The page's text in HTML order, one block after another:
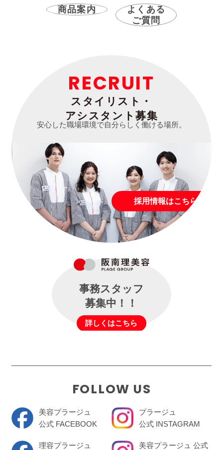
商品案内
よくある
ご質問
RECRUIT
スタイリスト・
アシスタント募集
安心した職場環境で自分らしく働ける場所。
採用情報はこちら
事務スタッフ
募集中！！
詳しくはこちら
FOLLOW US
美容プラージュ
公式 FACEBOOK
理容プラージュ
プラージュ
公式 INSTAGRAM
美容プラージュ 公式